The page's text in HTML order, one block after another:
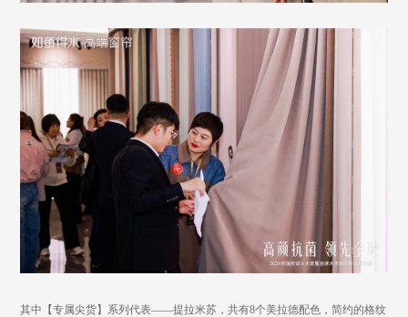
其中【专属尖货】系列代表——提拉米苏，共有8个美拉德配色 ，简约的格纹